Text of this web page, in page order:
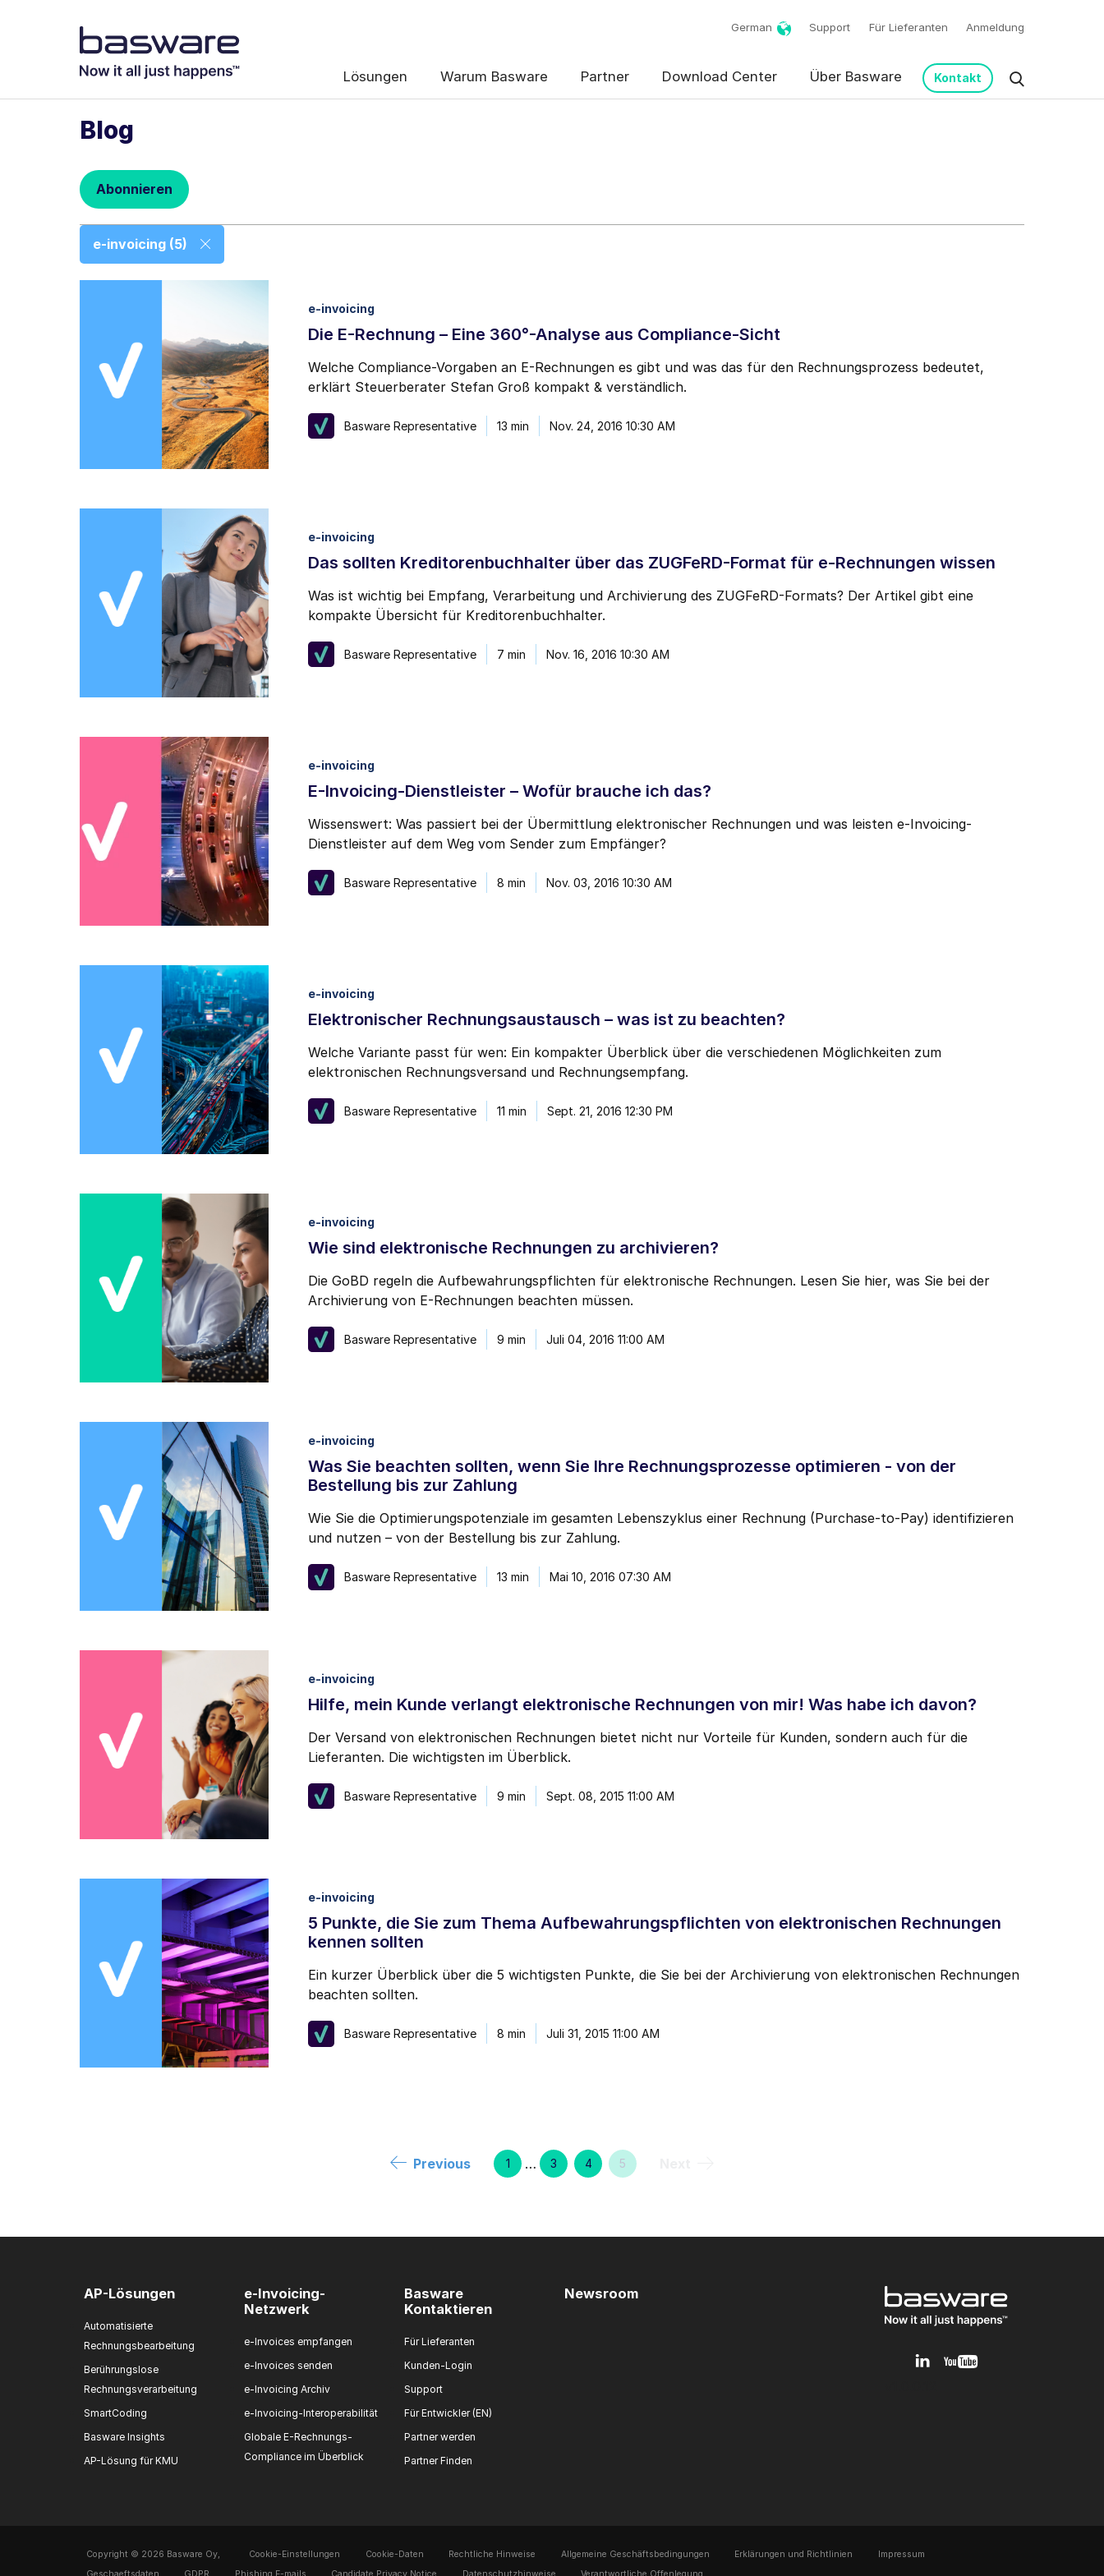
German Support Für Lieferanten Anmeldung
Lösungen Warum Basware Partner Download Center Über Basware Kontakt
Blog
Abonnieren
e-invoicing (5)
e-invoicing
Die E-Rechnung – Eine 360°-Analyse aus Compliance-Sicht
Welche Compliance-Vorgaben an E-Rechnungen es gibt und was das für den Rechnungsprozess bedeutet,
erklärt Steuerberater Stefan Groß kompakt & verständlich.
Basware Representative 13 min Nov. 24, 2016 10:30 AM
e-invoicing
Das sollten Kreditorenbuchhalter über das ZUGFeRD-Format für e-Rechnungen wissen
Was ist wichtig bei Empfang, Verarbeitung und Archivierung des ZUGFeRD-Formats? Der Artikel gibt eine
kompakte Übersicht für Kreditorenbuchhalter.
Basware Representative 7 min Nov. 16, 2016 10:30 AM
e-invoicing
E-Invoicing-Dienstleister – Wofür brauche ich das?
Wissenswert: Was passiert bei der Übermittlung elektronischer Rechnungen und was leisten e-Invoicing-
Dienstleister auf dem Weg vom Sender zum Empfänger?
Basware Representative 8 min Nov. 03, 2016 10:30 AM
e-invoicing
Elektronischer Rechnungsaustausch – was ist zu beachten?
Welche Variante passt für wen: Ein kompakter Überblick über die verschiedenen Möglichkeiten zum
elektronischen Rechnungsversand und Rechnungsempfang.
Basware Representative 11 min Sept. 21, 2016 12:30 PM
e-invoicing
Wie sind elektronische Rechnungen zu archivieren?
Die GoBD regeln die Aufbewahrungspflichten für elektronische Rechnungen. Lesen Sie hier, was Sie bei der
Archivierung von E-Rechnungen beachten müssen.
Basware Representative 9 min Juli 04, 2016 11:00 AM
e-invoicing
Was Sie beachten sollten, wenn Sie Ihre Rechnungsprozesse optimieren - von der
Bestellung bis zur Zahlung
Wie Sie die Optimierungspotenziale im gesamten Lebenszyklus einer Rechnung (Purchase-to-Pay) identifizieren
und nutzen – von der Bestellung bis zur Zahlung.
Basware Representative 13 min Mai 10, 2016 07:30 AM
e-invoicing
Hilfe, mein Kunde verlangt elektronische Rechnungen von mir! Was habe ich davon?
Der Versand von elektronischen Rechnungen bietet nicht nur Vorteile für Kunden, sondern auch für die
Lieferanten. Die wichtigsten im Überblick.
Basware Representative 9 min Sept. 08, 2015 11:00 AM
e-invoicing
5 Punkte, die Sie zum Thema Aufbewahrungspflichten von elektronischen Rechnungen
kennen sollten
Ein kurzer Überblick über die 5 wichtigsten Punkte, die Sie bei der Archivierung von elektronischen Rechnungen
beachten sollten.
Basware Representative 8 min Juli 31, 2015 11:00 AM
Previous 1 … 3 4 5
E-Mail*
Basware darf meine über das vorliegende Formular erhobenen Kontaktdaten verarbeiten, um meine Anfrage in
Ich kann mich jederzeit über den Abmeldelink in jeder Mitteilung oder durch
AP-Lösungen
Automatisierte
Rechnungsbearbeitung
Berührungslose
Rechnungsverarbeitung
SmartCoding
Basware Insights
AP-Lösung für KMU
e-Invoicing-
Netzwerk
e-Invoices empfangen
e-Invoices senden
e-Invoicing Archiv
e-Invoicing-Interoperabilität
Globale E-Rechnungs-
Compliance im Überblick
Basware
Kontaktieren
Für Lieferanten
Kunden-Login
Support
Für Entwickler (EN)
Partner werden
Partner Finden
Newsroom
Copyright © 2026 Basware Oy, Cookie-Einstellungen Cookie-Daten Rechtliche Hinweise Allgemeine Geschäftsbedingungen Erklärungen und Richtlinien
Impressum